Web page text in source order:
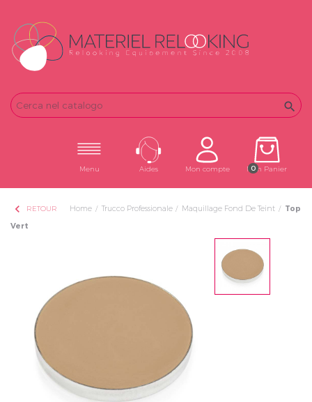

0
Mon Panier
Menu Mon compte
Email
Password
Aides
chevron_left RETOUR Home Trucco Professionale Maquillage Fond De Teint
Top
Vert